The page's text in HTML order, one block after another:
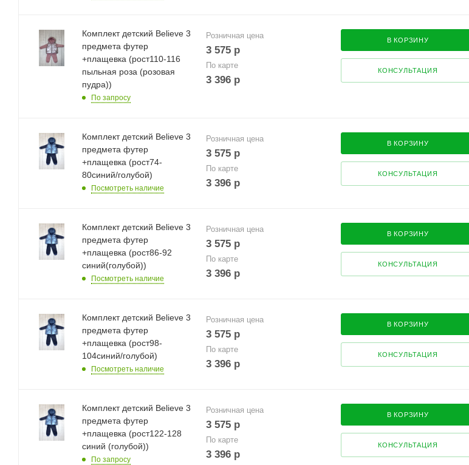
Комплект детский Believe 3
предмета футер
+плащевка (рост110-116
пыльная роза (розовая
пудра))
По запросу
Розничная цена
3 575р
По карте
3 396р
В КОРЗИНУ
КОНСУЛЬТАЦИЯ
Комплект детский Believe 3
предмета футер
+плащевка (рост74-
80синий/голубой)
Посмотреть наличие
Розничная цена
3 575р
По карте
3 396р
В КОРЗИНУ
КОНСУЛЬТАЦИЯ
Комплект детский Believe 3
предмета футер
+плащевка (рост86-92
синий(голубой))
Посмотреть наличие
Розничная цена
3 575р
По карте
3 396р
В КОРЗИНУ
КОНСУЛЬТАЦИЯ
Комплект детский Believe 3
предмета футер
+плащевка (рост98-
104синий/голубой)
Посмотреть наличие
Розничная цена
3 575р
По карте
3 396р
В КОРЗИНУ
КОНСУЛЬТАЦИЯ
Комплект детский Believe 3
предмета футер
+плащевка (рост122-128
синий (голубой))
По запросу
Розничная цена
3 575р
По карте
3 396р
В КОРЗИНУ
КОНСУЛЬТАЦИЯ